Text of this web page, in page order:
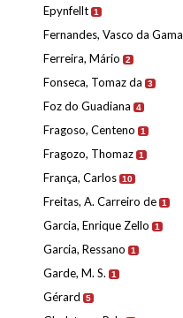
Epynfellt 1
Fernandes, Vasco da Gama
Ferreira, Mário 2
Fonseca, Tomaz da 3
Foz do Guadiana 4
Fragoso, Centeno 1
Fragozo, Thomaz 1
França, Carlos 10
Freitas, A. Carreiro de 1
Garcia, Enrique Zello 1
Garcia, Ressano 1
Garde, M. S. 1
Gérard 5